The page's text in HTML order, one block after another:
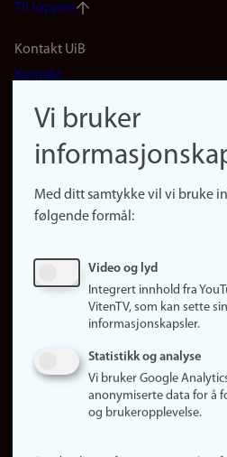
Til toppen
Footer
(no)
Kontakt UiB
Kontakt
Finn forsker
Presse
Finn studier
Ledige stillinger
Om nettstedet
Informasjonskapsler
Vi bruker
Med ditt samtykke vil vi bruke
følgende formål:
Video og lyd
Integrert innhold fra
VitenTV, som kan sette
informasjonskapsler.
Statistikk og analyse
Vi bruker Google
anonymiserte data for å
og brukeropplevelse.